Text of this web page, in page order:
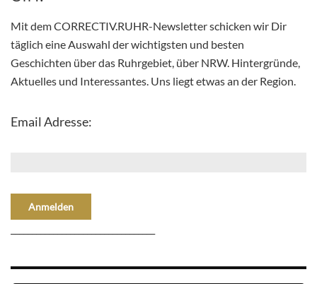
Mit dem CORRECTIV.RUHR-Newsletter schicken wir Dir
täglich eine Auswahl der wichtigsten und besten
Geschichten über das Ruhrgebiet, über NRW. Hintergründe,
Aktuelles und Interessantes. Uns liegt etwas an der Region.
Email Adresse: